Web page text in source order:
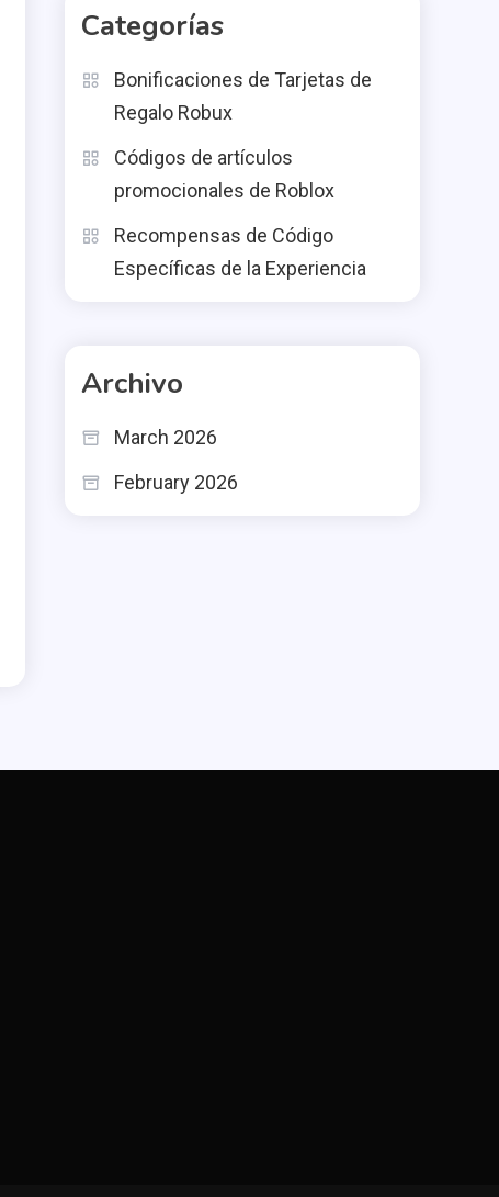
Categorías
Bonificaciones de Tarjetas de
Regalo Robux
Códigos de artículos
promocionales de Roblox
Recompensas de Código
Específicas de la Experiencia
Archivo
March 2026
February 2026